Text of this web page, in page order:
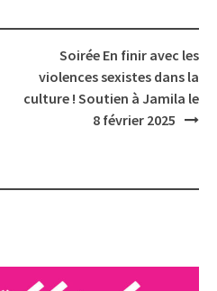
Soirée En finir avec les
violences sexistes dans la
culture ! Soutien à Jamila le
8 février 2025